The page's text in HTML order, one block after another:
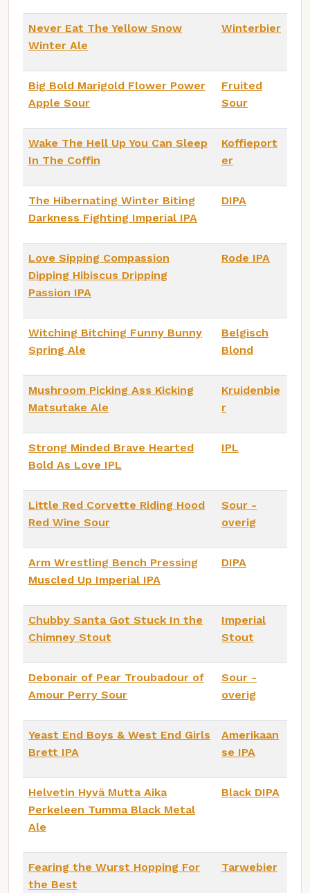
Never Eat The Yellow Snow
Winter Ale
Winterbier
Big Bold Marigold Flower Power
Apple Sour
Fruited
Sour
Wake The Hell Up You Can Sleep
In The Coffin
Koffieport
er
The Hibernating Winter Biting
Darkness Fighting Imperial IPA
DIPA
Love Sipping Compassion
Dipping Hibiscus Dripping
Passion IPA
Rode IPA
Witching Bitching Funny Bunny
Spring Ale
Belgisch
Blond
Mushroom Picking Ass Kicking
Matsutake Ale
Kruidenbie
r
Strong Minded Brave Hearted
Bold As Love IPL
IPL
Little Red Corvette Riding Hood
Red Wine Sour
Sour -
overig
Arm Wrestling Bench Pressing
Muscled Up Imperial IPA
DIPA
Chubby Santa Got Stuck In the
Chimney Stout
Imperial
Stout
Debonair of Pear Troubadour of
Amour Perry Sour
Sour -
overig
Yeast End Boys & West End Girls
Brett IPA
Amerikaan
se IPA
Helvetin Hyvä Mutta Aika
Perkeleen Tumma Black Metal
Ale
Black DIPA
Fearing the Wurst Hopping For
the Best
Tarwebier